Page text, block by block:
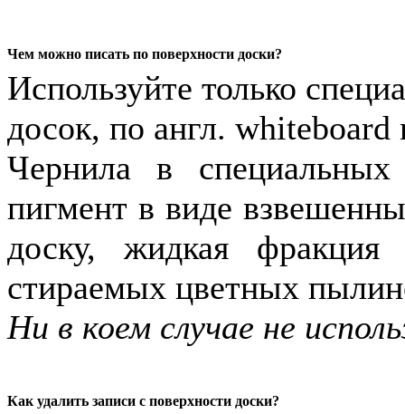
Чем можно писать по поверхности доски?
Используйте только
досок, по англ.
Чернила в
пигмент в виде
доску, жидкая
стираемых цветных
Ни в коем случае не
Как удалить записи с поверхности доски?